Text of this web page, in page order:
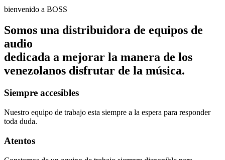
bienvenido a BOSS
Somos una distribuidora de equipos de
audio
dedicada a mejorar la manera de los
venezolanos disfrutar de la música.
Siempre accesibles
Nuestro equipo de trabajo esta siempre a la espera para responder
toda duda.
Atentos